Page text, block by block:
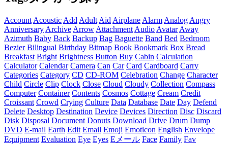
Account Acoustic Add Adult Aid Airplane Alarm Analog Angry
Anniversary Archive Arrow Attachment Audio Avatar Away
Azimuth Baby Back Backup Bag Baguette Band Bed Bedroom
Bezier Bilingual Birthday Bitmap Book Bookmark Box Bread
Breakfast Bright Brightness Button Buy Cabin Calculation
Calculator Calendar Camera Can Car Card Cardboard Carry
Categories Category CD CD-ROM Celebration Change Character
Child Circle Clip Clock Close Cloud Cloudy Collection Compass
Computer Container Contents Cosmos Cottage Cream Credit
Croissant Crowd Crying Culture Data Database Date Day Defend
Delete Desktop Destination Device Devices Direction Disc Discard
Disk Disposal Document Donuts Download Drive Drum Dump
DVD E-mail Earth Edit Email Emoji Emoticon English Envelope
Equipment Evaluation Eye Eyes Eメール Face Family Fav